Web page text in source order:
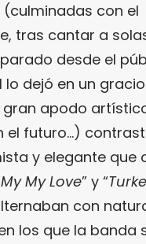
con el
tras cantar a
desde el
lo dejó en un
gran apodo
el futuro…)
y elegante que
My My Love” y “
con
los que la banda